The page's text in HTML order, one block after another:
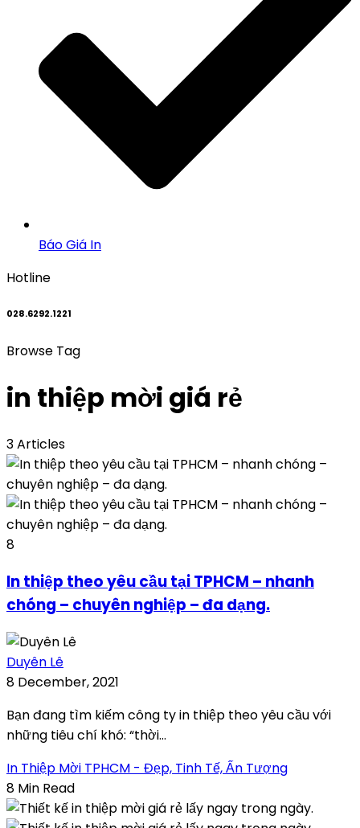
Báo Giá In
Hotline
028.6292.1221
Browse Tag
in thiệp mời giá rẻ
3 Articles
8
In thiệp theo yêu cầu tại TPHCM – nhanh
chóng – chuyên nghiệp – đa dạng.
Duyên Lê
8 December, 2021
Bạn đang tìm kiếm công ty in thiệp theo yêu cầu với
những tiêu chí khó: “thời...
In Thiệp Mời TPHCM - Đẹp, Tinh Tế, Ấn Tượng
8 Min Read